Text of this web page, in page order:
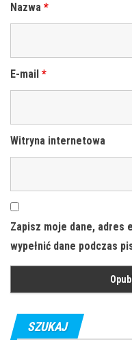
Nazwa *
E-mail *
Witryna internetowa
Zapisz moje dane, adres
wypełnić dane podczas
SZUKAJ